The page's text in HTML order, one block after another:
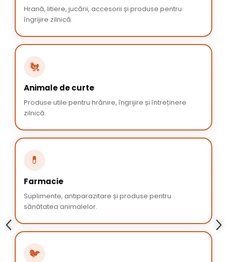
Hrană, litiere, jucării, accesorii și produse pentru
îngrijire zilnică.
🐔
Animale de curte
Produse utile pentru hrănire, îngrijire și întreținere
zilnică.
💊
Farmacie
Suplimente, antiparazitare și produse pentru
sănătatea animalelor.
🐦